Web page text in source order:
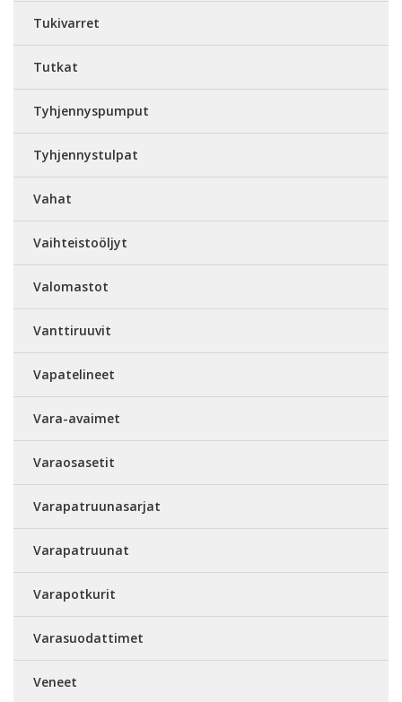
Tukivarret
Tutkat
Tyhjennyspumput
Tyhjennystulpat
Vahat
Vaihteistoöljyt
Valomastot
Vanttiruuvit
Vapatelineet
Vara-avaimet
Varaosasetit
Varapatruunasarjat
Varapatruunat
Varapotkurit
Varasuodattimet
Veneet